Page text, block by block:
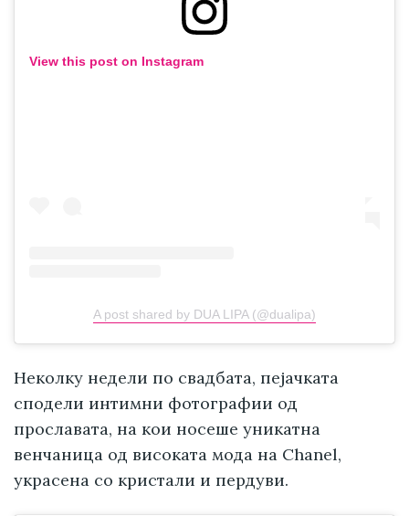
View this post on Instagram
A post shared by DUA LIPA (@dualipa)
Неколку недели по свадбата, пејачката
сподели интимни фотографии од
прославата, на кои носеше уникатна
венчаница од високата мода на Chanel,
украсена со кристали и пердуви.